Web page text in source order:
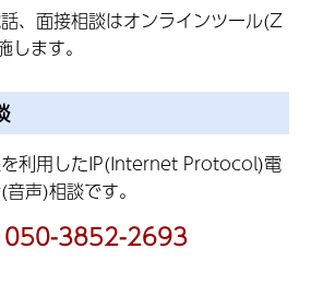
、面接相談はオンラインツール(Z
ます。
を利用したIP(Internet Protocol)電
声)相談です。
050-3852-2693